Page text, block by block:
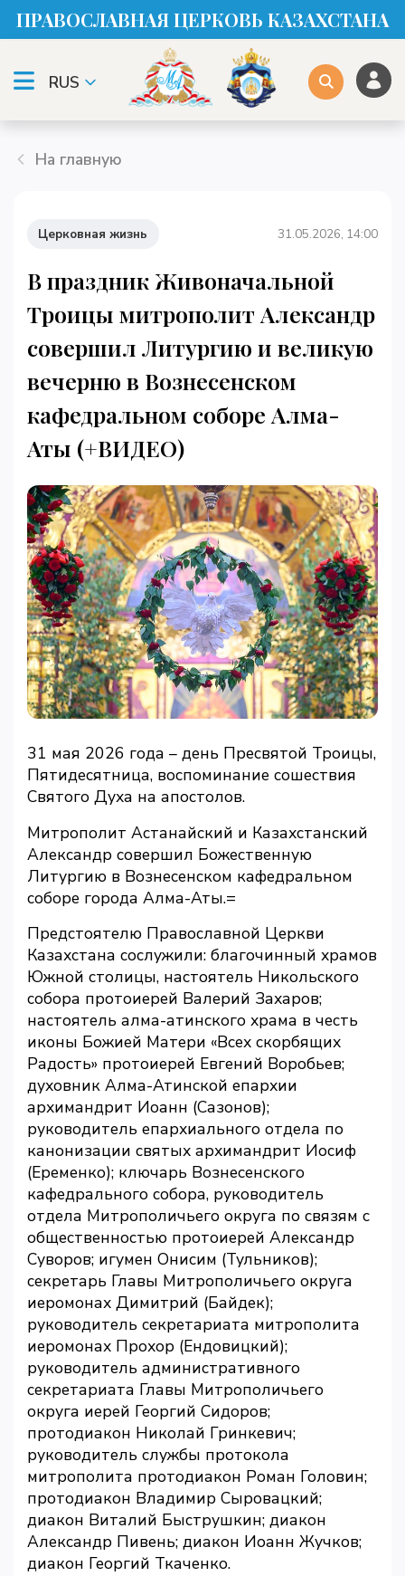
ПРАВОСЛАВНАЯ ЦЕРКОВЬ КАЗАХСТАНА
RUS
На главную
Церковная жизнь 31.05.2026, 14:00
В праздник Живоначальной
Троицы митрополит Александр
совершил Литургию и великую
вечерню в Вознесенском
кафедральном соборе Алма-
Аты (+ВИДЕО)
31 мая 2026 года – день Пресвятой Троицы,
Пятидесятница, воспоминание сошествия
Святого Духа на апостолов.
Митрополит Астанайский и Казахстанский
Александр совершил Божественную
Литургию в Вознесенском кафедральном
соборе города Алма-Аты.=
Предстоятелю Православной Церкви
Казахстана сослужили: благочинный храмов
Южной столицы, настоятель Никольского
собора протоиерей Валерий Захаров;
настоятель алма-атинского храма в честь
иконы Божией Матери «Всех скорбящих
Радость» протоиерей Евгений Воробьев;
духовник Алма-Атинской епархии
архимандрит Иоанн (Сазонов);
руководитель епархиального отдела по
канонизации святых архимандрит Иосиф
(Еременко); ключарь Вознесенского
кафедрального собора, руководитель
отдела Митрополичьего округа по связям с
общественностью протоиерей Александр
Суворов; игумен Онисим (Тульников);
секретарь Главы Митрополичьего округа
иеромонах Димитрий (Байдек);
руководитель секретариата митрополита
иеромонах Прохор (Ендовицкий);
руководитель административного
секретариата Главы Митрополичьего
округа иерей Георгий Сидоров;
протодиакон Николай Гринкевич;
руководитель службы протокола
митрополита протодиакон Роман Головин;
протодиакон Владимир Сыровацкий;
диакон Виталий Быструшкин; диакон
Александр Пивень; диакон Иоанн Жучков;
диакон Георгий Ткаченко.